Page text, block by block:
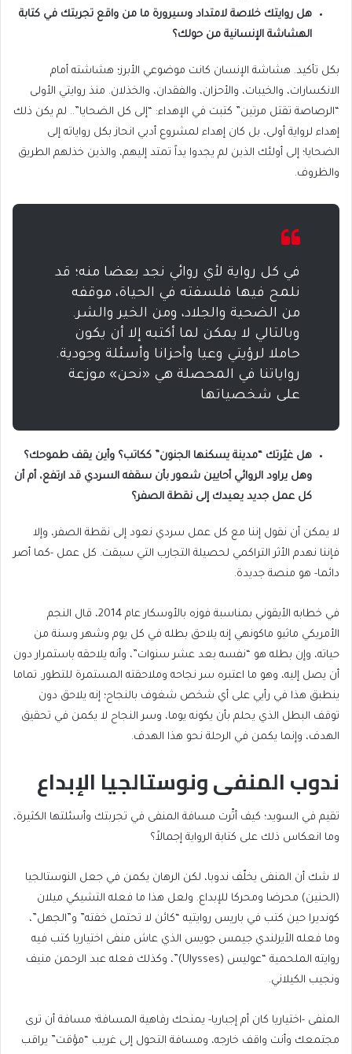
هل روايتك خلاصة لامتداد وسيرورة ما من واقع تجربتك في كتابة
الهشاشة الإنسانية من حولك؟
بكل تأكيد. هشاشة الإنسان كانت موضوعي الأبرز؛ هشاشته أمام
الانكسارات، والخيبات، والأحزان، والفقدان، والخذلان. منذ روايتي الأولى
“الرصاصة تقتل مرتين” كتبت في الإهداء: “إلى كل الضحايا”.. لم يكن ذلك
إهداء لرواية أولى، بل كان إهداء لمشروع أدبي انحاز بكل رواياته إلى
الضحايا؛ إلى أولئك الذين لم يجدوا يداً تمتد إليهم، والذين خذلهم الطريق
والظروف.
في كل رواية لأي روائي نجد بعضا منه؛ قد
نلمح فيها فلسفته في الحياة، موقفه
من الضحية والجلاد، ومن الخير والشر.
وبالتالي لا يمكن لما أكتبه إلا أن يكون
حاملا لرؤيتي وعيا وأحزانا وأسئلة وجودية.
رواياتنا في المحصلة هي «نحن» موزعة
على شخصياتها
هل غيّرتك “مدينة يسكنها الجنون” ككاتب؟ وأين يقف طموحك؟
وهل يراود الروائي أحايين شعور بأن سقفه السردي قد ارتفع، أم أن
كل عمل جديد يعيدك إلى نقطة الصفر؟
لا يمكن أن نقول إننا مع كل عمل سردي نعود إلى نقطة الصفر، وإلا
فإننا نهدم الأثر التراكمي لحصيلة التجارب التي سبقت. كل عمل -كما أصر
دائما- هو منصة جديدة.
في خطابه الأيقوني بمناسبة فوزه بالأوسكار عام 2014، قال النجم
الأمريكي ماثيو ماكونهي إنه يلاحق بطله في كل يوم وشهر وسنة من
حياته، وإن بطله هو “نفسه بعد عشر سنوات”، وأنه يلاحقه باستمرار دون
أن يصل إليه، وهو ما اعتبره سر نجاحه وملاحقته المستمرة للتطور. تماما
ينطبق هذا في رأيي على أي شخص شغوف بالنجاح؛ إنه يلاحق دون
توقف البطل الذي يحلم بأن يكونه يوما، وسر النجاح لا يكمن في تحقيق
الهدف، وإنما يكمن في الرحلة نحو هذا الهدف.
ندوب المنفى ونوستالجيا الإبداع
تقيم في السويد؛ كيف أثّرت مسافة المنفى في تجربتك وأسئلتها الكثيرة،
وما انعكاس ذلك على كتابة الرواية إجمالاً؟
لا شك أن المنفى يخلّف ندوبا، لكن الرهان يكمن في جعل النوستالجيا
(الحنين) محرضا ومحركا للإبداع. ولعل هذا ما فعله التشيكي ميلان
كونديرا حين كتب في باريس روايتيه “كائن لا تحتمل خفته” و”الجهل”،
وما فعله الأيرلندي جيمس جويس الذي عاش منفى اختياريا كتب فيه
روايته الملحمية “عوليس (Ulysses)”، وكذلك فعله عبد الرحمن منيف
ونجيب الكيلاني.
المنفى -اختياريا كان أم إجباريا- يمنحك رفاهية المسافة؛ مسافة أن ترى
مجتمعك وأنت واقف خارجه، ومسافة التحول إلى غريب “مؤقت” يراقب